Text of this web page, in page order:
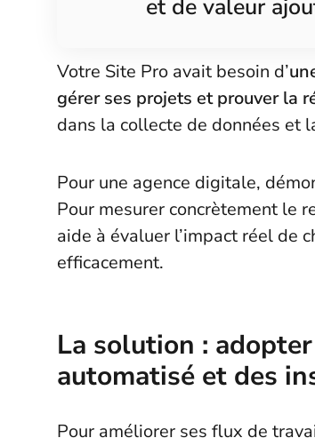
et de valeur
Votre Site Pro avait besoin d’
gérer ses projets et prouver la
dans la collecte de données et
Pour une agence digitale,
Pour mesurer concrètement le
aide à évaluer l’impact réel de
efficacement.
La solution :
automatisé et des
Pour améliorer ses flux de